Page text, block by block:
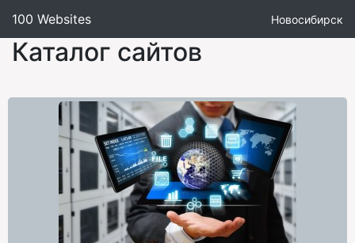
100 Websites Новосибирск
Каталог сайтов